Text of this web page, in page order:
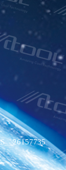
S__26157735